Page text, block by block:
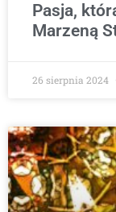
Pasja,
Marzeną
26 sierpnia 2024